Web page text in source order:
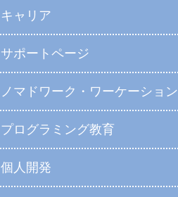
キャリア
サポートページ
ノマドワーク・ワーケーション
プログラミング教育
個人開発